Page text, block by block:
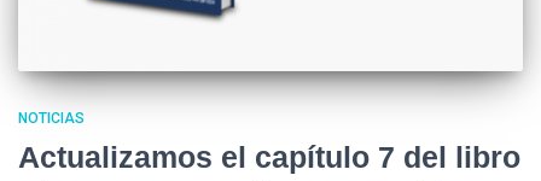
NOTICIAS
Actualizamos el capítulo 7 del libro